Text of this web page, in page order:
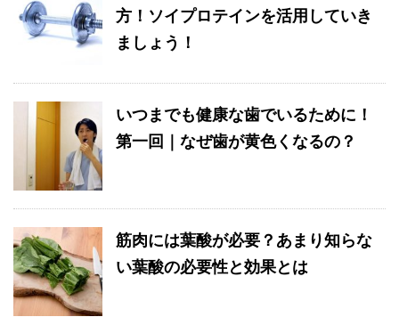
方！ソイプロテインを活用していき
ましょう！
いつまでも健康な歯でいるために！
第一回｜なぜ歯が黄色くなるの？
筋肉には葉酸が必要？あまり知らな
い葉酸の必要性と効果とは